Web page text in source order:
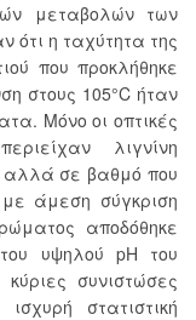
μεταβολών των
η ταχύτητα της
που προκλήθηκε
στους 105°C ήταν
Μόνο οι οπτικές
λιγνίνη
αλλά σε βαθμό που
άμεση σύγκριση
αποδόθηκε
υψηλού pH του
συνιστώσες
στατιστική